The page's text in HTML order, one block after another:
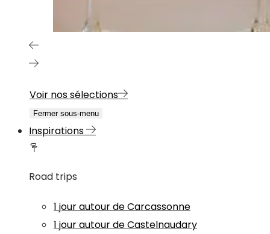
Voir nos sélections
Fermer sous-menu
Inspirations
Road trips
1 jour autour de Carcassonne
1 jour autour de Castelnaudary